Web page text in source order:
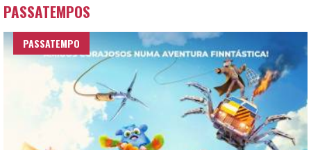
PASSATEMPOS
PASSATEMPO